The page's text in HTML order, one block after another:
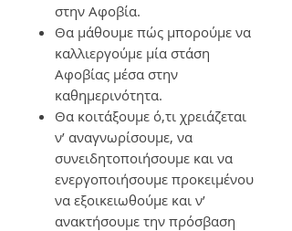
στην Αφοβία.
Θα μάθουμε πώς μπορούμε να
καλλιεργούμε μία στάση
Αφοβίας μέσα στην
καθημερινότητα.
Θα κοιτάξουμε ό,τι χρειάζεται
ν’ αναγνωρίσουμε, να
συνειδητοποιήσουμε και να
ενεργοποιήσουμε προκειμένου
να εξοικειωθούμε και ν’
ανακτήσουμε την πρόσβαση